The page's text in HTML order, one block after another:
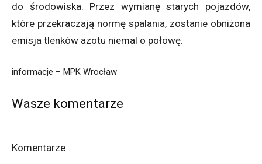
do środowiska. Przez wymianę starych pojazdów,
które przekraczają normę spalania, zostanie obniżona
emisja tlenków azotu niemal o połowę.
informacje – MPK Wrocław
Wasze komentarze
Komentarze